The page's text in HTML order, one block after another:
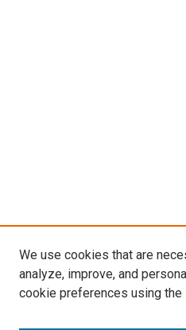
We use cookies that are
analyze, improve, and
cookie preferences using the